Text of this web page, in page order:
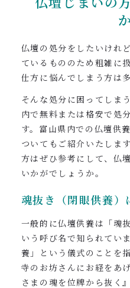
仏壇の処分をしたいけれ
ているもののため粗雑に
仕方に悩んでしまう方は
そんな処分に困ってしま
内で無料または格安で処
す。富山県内での仏壇供
ついてもご紹介いたしま
方はぜひ参考にして、仏
いかがでしょうか。
魂抜き（閉眼供養）
一般的に仏壇供養は「魂
いう呼び名で知られてい
養」という儀式のことを
寺のお坊さんにお経をあ
さまの魂を位牌から抜く